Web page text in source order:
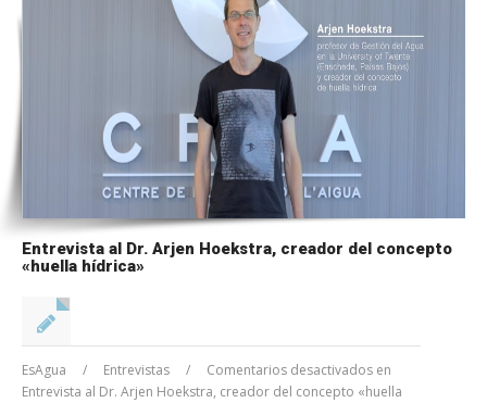
Entrevista al Dr. Arjen Hoekstra, creador del concepto
«huella hídrica»
EsAgua / Entrevistas / Comentarios desactivados en
Entrevista al Dr. Arjen Hoekstra, creador del concepto «huella